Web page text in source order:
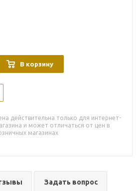
В корзину
действительна только для интернет-
и может отличаться от цен в
магазинах
Задать вопрос